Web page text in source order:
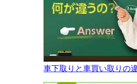
車下取りと車買い取りの